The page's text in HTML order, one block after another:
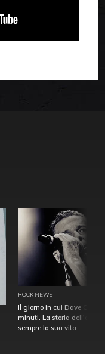
ROCK NEWS
Il giorno in cui Dave
minuti. La storia
sempre la sua vita